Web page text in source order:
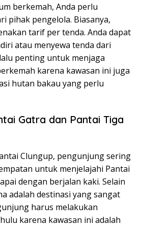
berkemah, Anda perlu
pihak pengelola. Biasanya,
tarif per tenda. Anda dapat
atau menyewa tenda dari
penting untuk menjaga
karena kawasan ini juga
hutan bakau yang perlu
Gatra dan Pantai Tiga
Clungup, pengunjung sering
untuk menjelajahi Pantai
dengan berjalan kaki. Selain
adalah destinasi yang sangat
harus melakukan
karena kawasan ini adalah